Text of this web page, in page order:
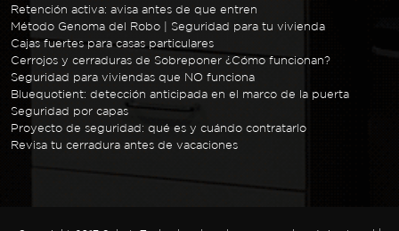
Retención activa: avisa antes de que entren
Método Genoma del Robo | Seguridad para tu vivienda
Cajas fuertes para casas particulares
Cerrojos y cerraduras de Sobreponer ¿Cómo funcionan?
Seguridad para viviendas que NO funciona
Bluequotient: detección anticipada en el marco de la puerta
Seguridad por capas
Proyecto de seguridad: qué es y cuándo contratarlo
Revisa tu cerradura antes de vacaciones